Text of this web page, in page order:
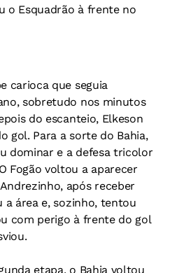
o Esquadrão à frente no
carioca que seguia
sobretudo nos minutos
do escanteio, Elkeson
gol. Para a sorte do Bahia,
dominar e a defesa tricolor
Fogão voltou a aparecer
após receber
a área e, sozinho, tentou
com perigo à frente do gol
etapa, o Bahia voltou